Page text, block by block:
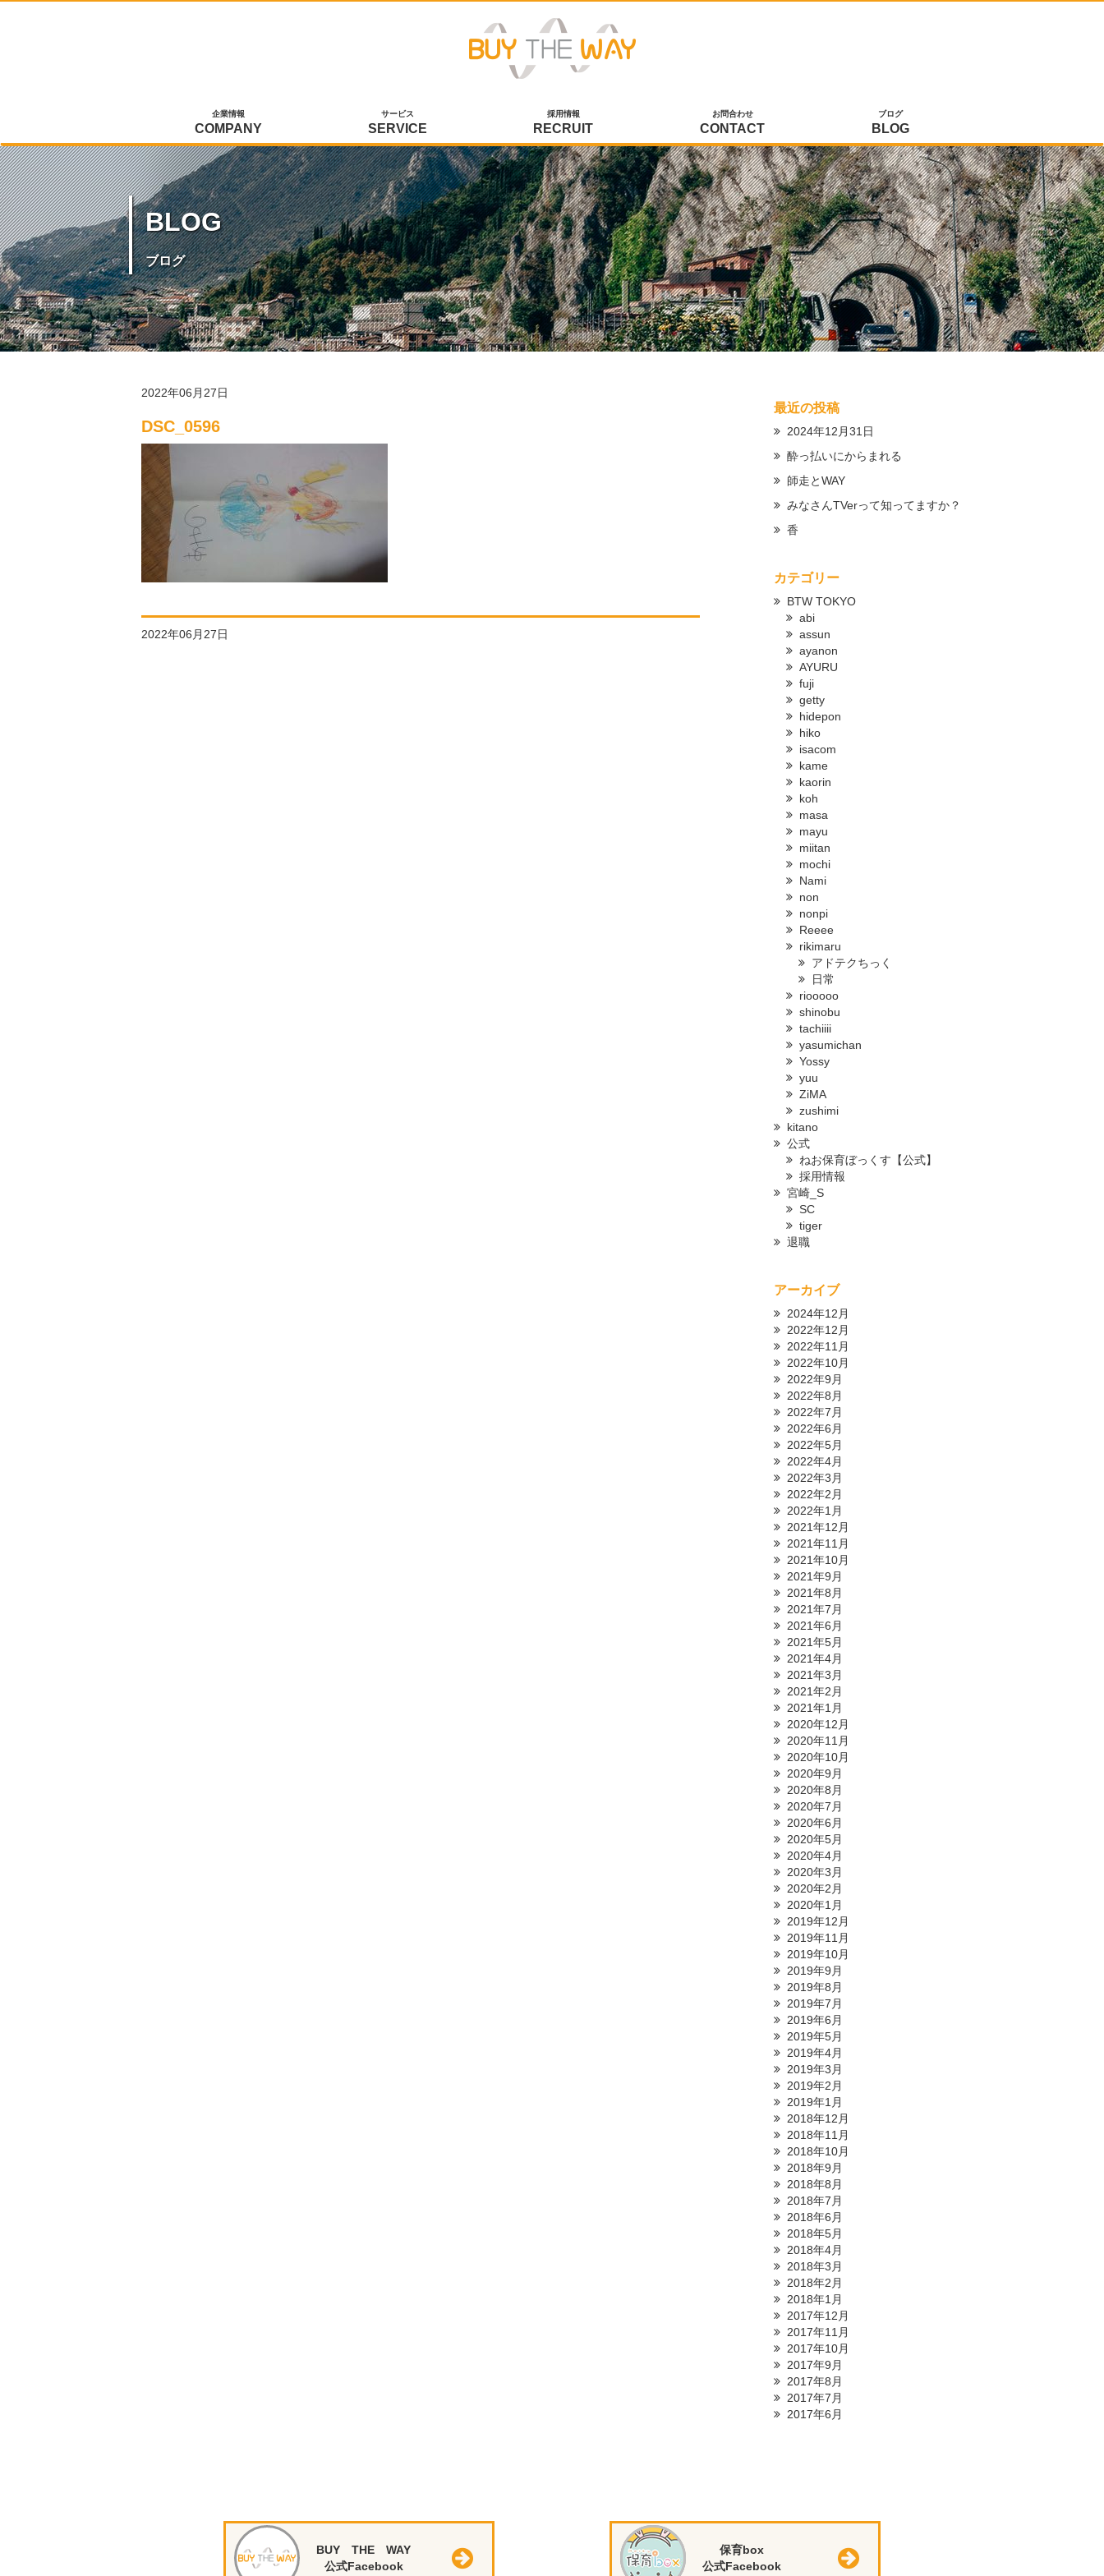
企業情報
COMPANY
サービス
SERVICE
採用情報
RECRUIT
お問合わせ
CONTACT
ブログ
BLOG
BLOG
ブログ
2022年06月27日
DSC_0596
2022年06月27日
最近の投稿
2024年12月31日
酔っ払いにからまれる
師走とWAY
みなさんTVerって知ってますか？
香
カテゴリー
BTW TOKYO
abi
assun
ayanon
AYURU
fuji
getty
hidepon
hiko
isacom
kame
kaorin
koh
masa
mayu
miitan
mochi
Nami
non
nonpi
Reeee
rikimaru
アドテクちっく
日常
riooooo
shinobu
tachiiii
yasumichan
Yossy
yuu
ZiMA
zushimi
kitano
公式
ねお保育ぼっくす【公式】
採用情報
宮崎_S
SC
tiger
退職
アーカイブ
2024年12月
2022年12月
2022年11月
2022年10月
2022年9月
2022年8月
2022年7月
2022年6月
2022年5月
2022年4月
2022年3月
2022年2月
2022年1月
2021年12月
2021年11月
2021年10月
2021年9月
2021年8月
2021年7月
2021年6月
2021年5月
2021年4月
2021年3月
2021年2月
2021年1月
2020年12月
2020年11月
2020年10月
2020年9月
2020年8月
2020年7月
2020年6月
2020年5月
2020年4月
2020年3月
2020年2月
2020年1月
2019年12月
2019年11月
2019年10月
2019年9月
2019年8月
2019年7月
2019年6月
2019年5月
2019年4月
2019年3月
2019年2月
2019年1月
2018年12月
2018年11月
2018年10月
2018年9月
2018年8月
2018年7月
2018年6月
2018年5月
2018年4月
2018年3月
2018年2月
2018年1月
2017年12月
2017年11月
2017年10月
2017年9月
2017年8月
2017年7月
2017年6月
BUY THE WAY
公式Facebook
保育box
公式Facebook